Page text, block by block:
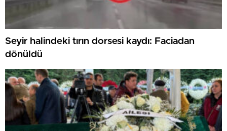
Seyir halindeki tırın dorsesi kaydı: Faciadan
dönüldü